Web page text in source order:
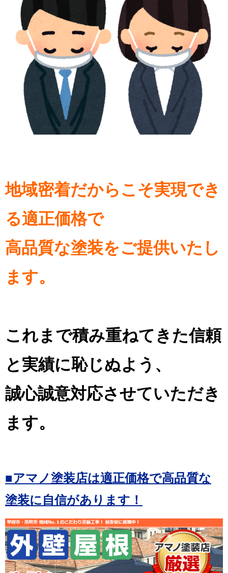
地域密着だからこそ実現でき
る適正価格で
高品質な塗装をご提供いたし
ます。
これまで積み重ねてきた信頼
と実績に恥じぬよう、
誠心誠意対応させていただき
ます。
■アマノ塗装店は適正価格で高品質な
塗装に自信があります！